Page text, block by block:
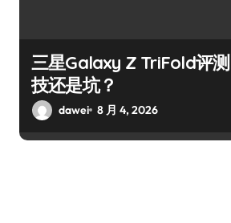
三星Galaxy Z TriFold评
技还是坑？
dawei 8 月 4, 2026